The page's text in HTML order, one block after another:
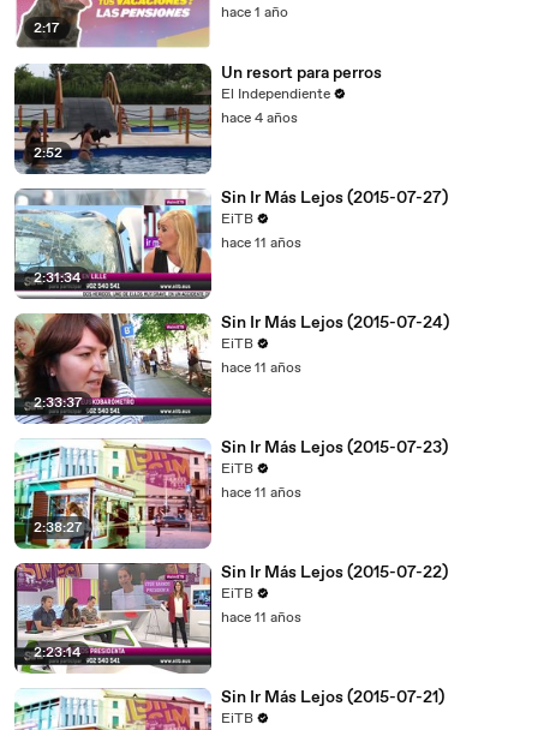
2:17
hace 1 año
2:52
Un resort para perros
El Independiente
hace 4 años
2:31:34
Sin Ir Más Lejos (2015-07-27)
EiTB
hace 11 años
2:33:37
Sin Ir Más Lejos (2015-07-24)
EiTB
hace 11 años
2:38:27
Sin Ir Más Lejos (2015-07-23)
EiTB
hace 11 años
2:23:14
Sin Ir Más Lejos (2015-07-22)
EiTB
hace 11 años
Sin Ir Más Lejos (2015-07-21)
EiTB